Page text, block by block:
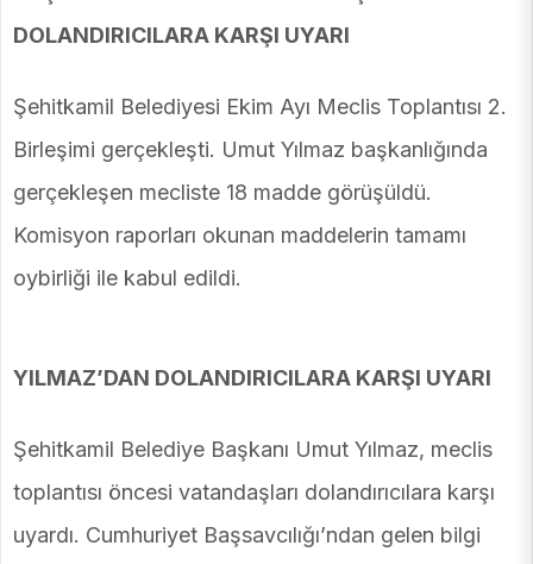
DOLANDIRICILARA KARŞI UYARI
Şehitkamil Belediyesi Ekim Ayı Meclis Toplantısı 2.
Birleşimi gerçekleşti. Umut Yılmaz başkanlığında
gerçekleşen mecliste 18 madde görüşüldü.
Komisyon raporları okunan maddelerin tamamı
oybirliği ile kabul edildi.
YILMAZ’DAN DOLANDIRICILARA KARŞI UYARI
Şehitkamil Belediye Başkanı Umut Yılmaz, meclis
toplantısı öncesi vatandaşları dolandırıcılara karşı
uyardı. Cumhuriyet Başsavcılığı’ndan gelen bilgi